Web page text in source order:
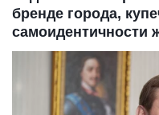
бренде города,
самоидентичности